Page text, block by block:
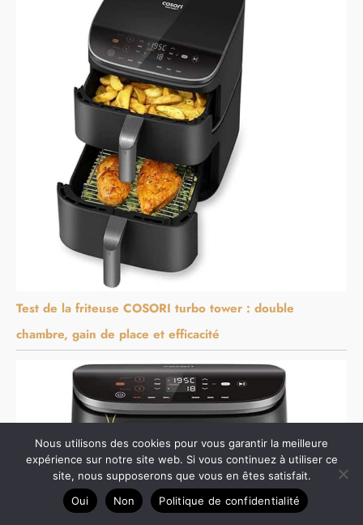
Test de la friteuse COSORI turbo tower : double
chambre, gain de place et efficacité
Nous utilisons des cookies pour vous garantir la meilleure
expérience sur notre site web. Si vous continuez à utiliser ce
site, nous supposerons que vous en êtes satisfait.
Oui
Non Politique de confidentialité